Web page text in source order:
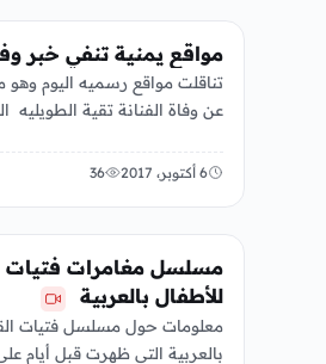
مواقع يمنية تنفي خبر
تناقلت مواقع رسميه اليوم
عن وفاة الفنانة تقية الطويليه
6 أكتوبر، 2017 36
مسلسل مغامرات فتيات
للأطفال بالعربية
معلومات حول مسلسل فتيات
بالعربية التي ظهرت قبل أيام